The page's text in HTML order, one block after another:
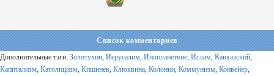
Список комментариев
Дополнительные тэги: Золотухин, Иерусалим, Инопланетяне, Ислам, Кавказский,
Капитализм, Католицизм, Кишинев, Клюквина, Колонии, Коммунизм, Конвейер,